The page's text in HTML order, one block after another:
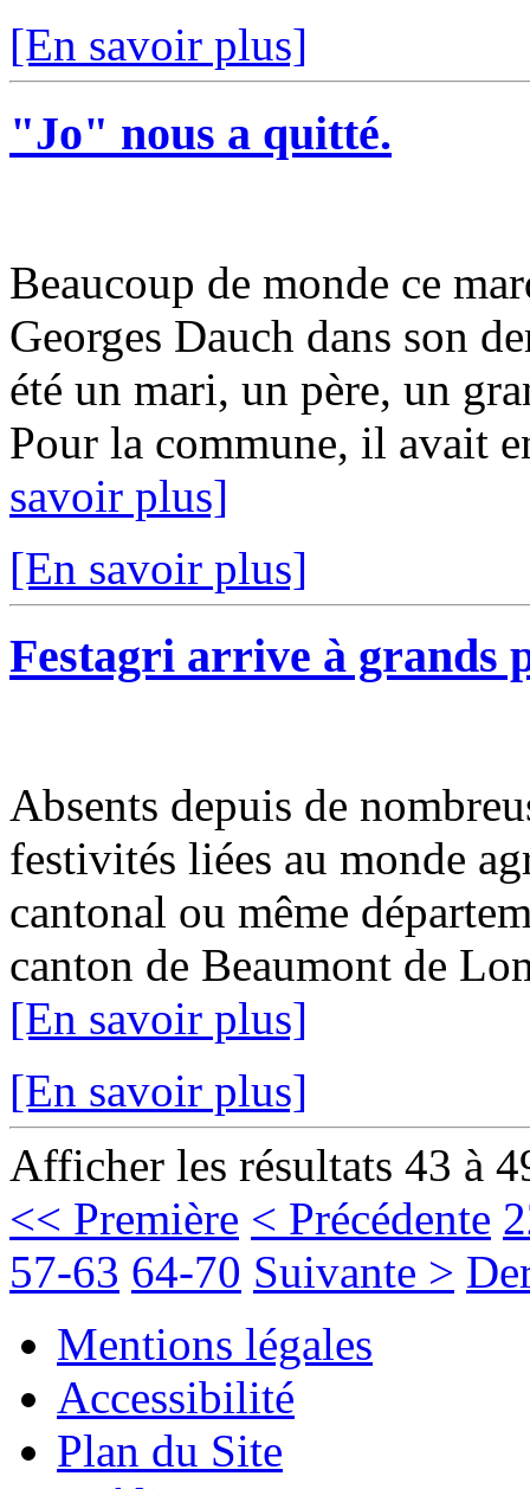
[En savoir plus]
"Jo" nous a quitté.
Beaucoup de monde ce
Georges Dauch dans son
été un mari, un père, un
Pour la commune, il avait
savoir plus]
[En savoir plus]
Festagri arrive à grands
Absents depuis de
festivités liées au monde
cantonal ou même
canton de Beaumont de
[En savoir plus]
[En savoir plus]
Afficher les résultats 43 à
<< Première < Précédente
57-63 64-70 Suivante >
Mentions légales
Accessibilité
Plan du Site